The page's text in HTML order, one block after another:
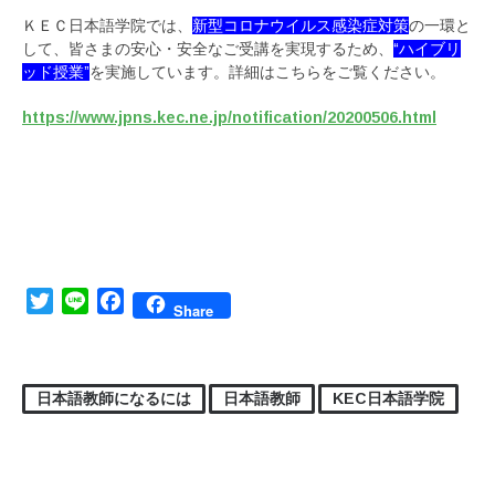
ＫＥＣ日本語学院では、 新型コロナウイルス感染症対策の一環と
して、皆さまの安心・安全なご受講を実現するため、 “ハイブリ
ッド授業”を実施しています。詳細はこちらをご覧ください。
https://www.jpns.kec.ne.jp/notification/20200506.html
TwitterLine FacebookShare
日本語教師になるには 日本語教師 KEC日本語学院